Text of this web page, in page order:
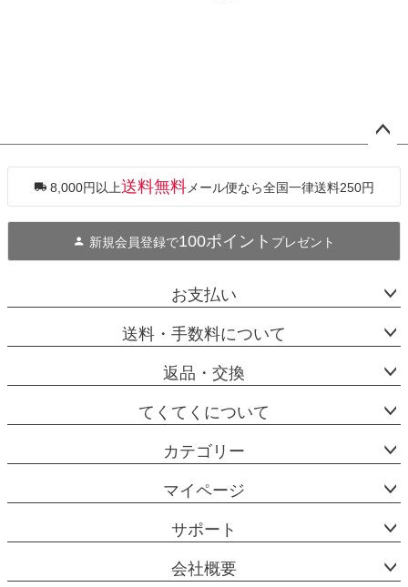
ジト
へ
8,000円以上送料無料 メール便なら全国一律送料250円
新規会員登録で100ポイント プレゼント
お支払い
送料・手数料について
返品・交換
てくてくについて
カテゴリー
マイページ
サポート
会社概要